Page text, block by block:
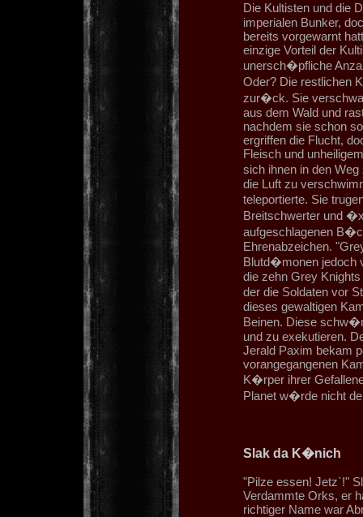
Die Kultisten und die
imperialen Bunker,
bereits vorgewarnt
einzige Vorteil der
unersch�pfliche
Oder? Die restlichen
zur�ck. Sie
aus dem Wald und
nachdem sie schon
ergriffen die Flucht,
Fleisch und
sich ihnen in den
die Luft zu
teleportierte. Sie
Breitschwerter und
aufgeschlagenen
Ehrenabzeichen.
Blutd�monen jedoch
die zehn Grey
der die Soldaten vor
dieses gewaltigen
Beinen. Diese
und zu exekutieren.
Jerald Paxim bekam
vorangegangenen
K�rper ihrer
Planet w�rde nicht
Slak da K�nich
"Pilze essen! Jetz`!"
Verdammte Orks, er
richtiger Name war